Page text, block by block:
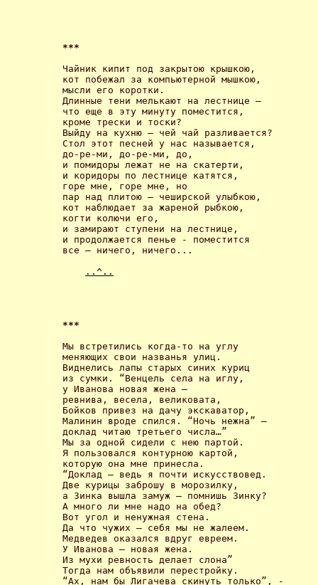
***
Чайник кипит под закрытою крышкою,
кот побежал за компьютерной мышкою,
мысли его коротки.
Длинные тени мелькают на лестнице –
что еще в эту минуту поместится,
кроме трески и тоски?
Выйду на кухню – чей чай разливается?
Стол этот песней у нас называется,
до-ре-ми, до-ре-ми, до,
и помидоры лежат не на скатерти,
и коридоры по леcтнице катятся,
горе мне, горе мне, но
пар над плитою – чеширcкой улыбкою,
кот наблюдает за жареной рыбкою,
когти колючи его,
и замирают ступени на лестнице,
и продолжаeтcя пеньe - поместится
вcе – ничего, ничего...
..^..
***
Мы встретились когда-то на углу
меняющих свои названья улиц.
Виднелись лапы старых синих куриц
из сумки. “Венцель села на иглу,
у Иванова новая жена –
ревнива, весела, великовата,
Бойков привез на дачу экскаватор,
Малинин вроде спился. “Ночь нежна” –
доклад читаю третьего числа…”
Мы за одной сидели с нею партой.
Я пользовался контурною картой,
которую она мне принесла.
“Доклад – ведь я почти искусствовед.
Две курицы заброшу в морозилку,
а Зинка вышла замуж – помнишь Зинку?
А много ли мне надо на обед?
Вот угол и ненужная стена.
Да что чужих – сeбя мы не жалеем.
Медведев оказался вдруг евреем.
У Иванова – новая жена.
Из мухи ревность делает слона”
Тогда нам объявили перестрoйку.
“Ах, нам бы Лигачева скинуть только”, -